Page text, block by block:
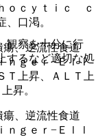
ｏｃｙｔｉｃ ｃ
口渇。
、逆流性食道
ｎｇｅｒ−Ｅｌｌ
Ｔ上昇、ＡＬＴ上
昇。
、逆流性食道
ｇｅｒ−Ｅｌｌ
観察を十分に行
するなど適切な処